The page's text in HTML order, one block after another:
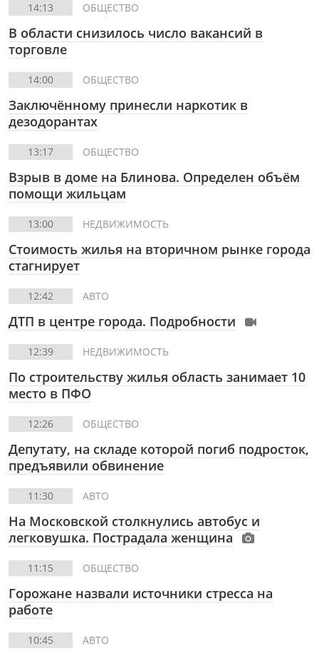
14:13 ОБЩЕСТВО
В области снизилось число вакансий в
торговле
14:00 ОБЩЕСТВО
Заключённому принесли наркотик в
дезодорантах
13:17 ОБЩЕСТВО
Взрыв в доме на Блинова. Определен объём
помощи жильцам
13:00 НЕДВИЖИМОСТЬ
Стоимость жилья на вторичном рынке города
стагнирует
12:42 АВТО
ДТП в центре города. Подробности
12:39 НЕДВИЖИМОСТЬ
По строительству жилья область занимает 10
место в ПФО
12:26 ОБЩЕСТВО
Депутату, на складе которой погиб подросток,
предъявили обвинение
11:30 АВТО
На Московской столкнулись автобус и
легковушка. Пострадала женщина
11:15 ОБЩЕСТВО
Горожане назвали источники стресса на
работе
10:45 АВТО